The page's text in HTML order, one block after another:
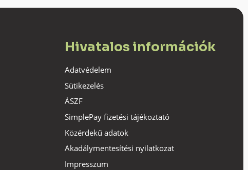
Hivatalos információk
Adatvédelem
Sütikezelés
ÁSZF
SimplePay fizetési tájékoztató
Közérdekű adatok
Akadálymentesítési nyilatkozat
Impresszum